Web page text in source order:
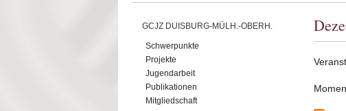
GCJZ DUISBURG-MÜLH.-OBERH.
Schwerpunkte
Projekte
Jugendarbeit
Publikationen
Mitgliedschaft